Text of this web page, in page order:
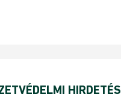
HIRDETÉS